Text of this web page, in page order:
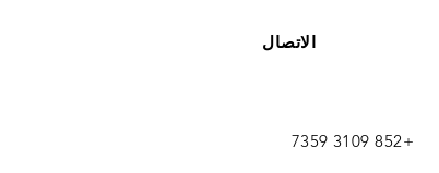
الاتصال
+852 3109 7359